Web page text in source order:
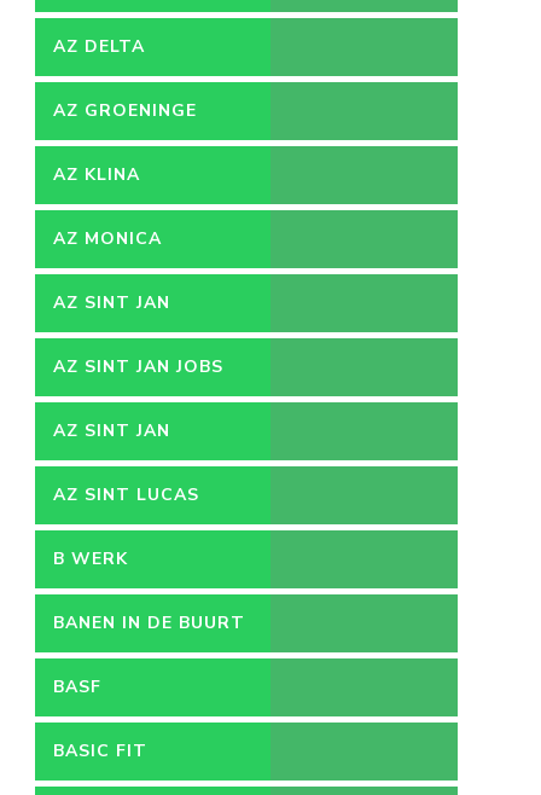
AZ DELTA
AZ GROENINGE
AZ KLINA
AZ MONICA
AZ SINT JAN
AZ SINT JAN JOBS
AZ SINT JAN
VACATURES
AZ SINT LUCAS
B WERK
BANEN IN DE BUURT
BASF
BASIC FIT